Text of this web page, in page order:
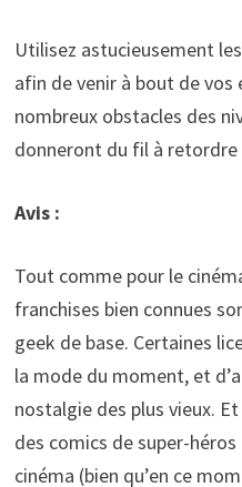
Utilisez astucieusement
afin de venir à bout de vos
nombreux obstacles des
donneront du fil à retordre
Avis :
Tout comme pour le
franchises bien connues
geek de base. Certaines
la mode du moment, et
nostalgie des plus vieux.
des comics de super-
cinéma (bien qu’en ce